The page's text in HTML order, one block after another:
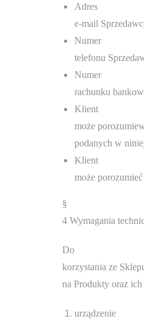
Adres
e-mail
Numer
telefonu
Numer
rachunku
Klient
może
podanych w
Klient
może
§
4 Wymagania
Do
korzystania ze
na Produkty oraz ich
urządzenie